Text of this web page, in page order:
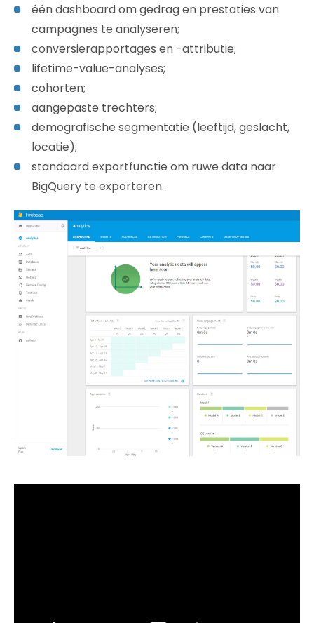
één dashboard om gedrag en prestaties van
campagnes te analyseren;
conversierapportages en -attributie;
lifetime-value-analyses;
cohorten;
aangepaste trechters;
demografische segmentatie (leeftijd, geslacht,
locatie);
standaard exportfunctie om ruwe data naar
BigQuery te exporteren.